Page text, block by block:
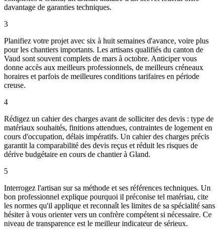
davantage de garanties techniques.
3
Planifiez votre projet avec six à huit semaines d'avance, voire plus
pour les chantiers importants. Les artisans qualifiés du canton de
Vaud sont souvent complets de mars à octobre. Anticiper vous
donne accès aux meilleurs professionnels, de meilleurs créneaux
horaires et parfois de meilleures conditions tarifaires en période
creuse.
4
Rédigez un cahier des charges avant de solliciter des devis : type de
matériaux souhaités, finitions attendues, contraintes de logement en
cours d'occupation, délais impératifs. Un cahier des charges précis
garantit la comparabilité des devis reçus et réduit les risques de
dérive budgétaire en cours de chantier à Gland.
5
Interrogez l'artisan sur sa méthode et ses références techniques. Un
bon professionnel explique pourquoi il préconise tel matériau, cite
les normes qu'il applique et reconnaît les limites de sa spécialité sans
hésiter à vous orienter vers un confrère compétent si nécessaire. Ce
niveau de transparence est le meilleur indicateur de sérieux.